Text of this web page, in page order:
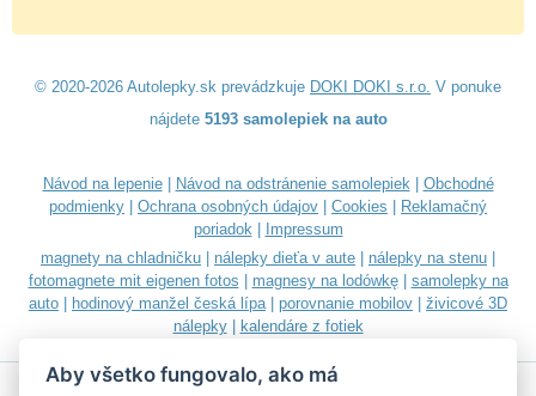
© 2020-2026 Autolepky.sk prevádzkuje DOKI DOKI s.r.o. V ponuke
nájdete 5193 samolepiek na auto
Návod na lepenie| Návod na odstránenie samolepiek| Obchodné
podmienky
Ochrana osobných údajov Cookies
Reklamačný
poriadok|
Impressum
magnety na chladničku
nálepky dieťa v aute nálepky na stenu
fotomagnete mit eigenen fotos
magnesy na lodówkę| samolepky na
auto
hodinový manžel česká lípa| porovnanie mobilov
živicové 3D
nálepky| kalendáre z fotiek
Aby všetko fungovalo, ako má